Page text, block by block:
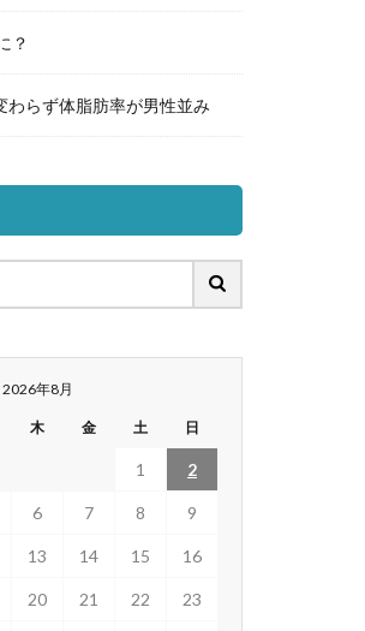
？
わらず体脂肪率が男性並み
2026年8月
木 金 土 日
1 2
6 7 8 9
13 14 15 16
20 21 22 23